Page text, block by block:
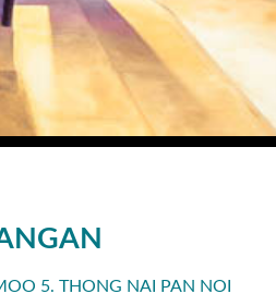
5. THONG NAI PAN NOI